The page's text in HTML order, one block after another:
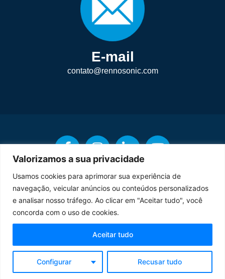
Valorizamos a sua privacidade
Usamos cookies para aprimorar sua experiência de
navegação, veicular anúncios ou conteúdos personalizados
e analisar nosso tráfego. Ao clicar em "Aceitar tudo", você
concorda com o uso de cookies.
Configurar Recusar tudo
Aceitar tudo
E-mail
contato@rennosonic.com
Copyright © Rennosonic. Todos os direitos reservados.
Termos de Uso Política de Privacidade